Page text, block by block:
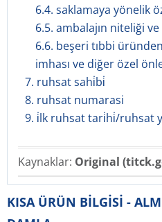
6.4. saklamaya yönelik
6.5. ambalajın niteliği
6.6. beşeri tıbbi
imhası ve diğer özel
7. ruhsat sahi̇bi̇
8. ruhsat numarasi
9. i̇lk ruhsat tari̇hi̇/ruhsat
Kaynaklar: Original
KISA ÜRÜN BİLGİSİ -